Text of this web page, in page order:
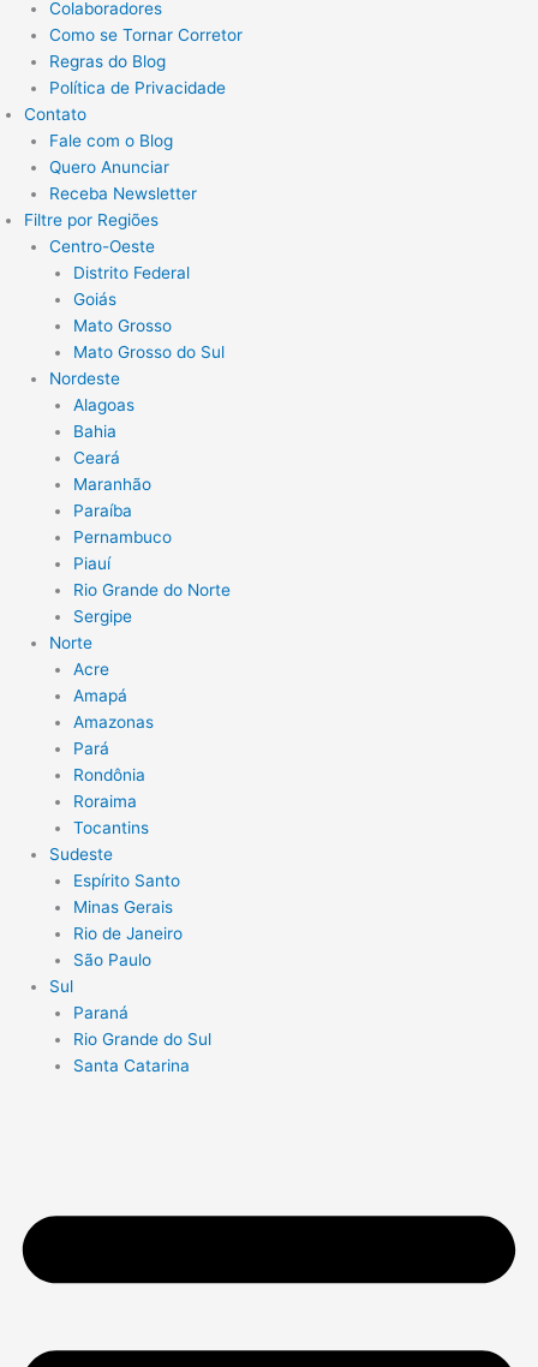
Colaboradores
Como se Tornar Corretor
Regras do Blog
Política de Privacidade
Contato
Fale com o Blog
Quero Anunciar
Receba Newsletter
Filtre por Regiões
Centro-Oeste
Distrito Federal
Goiás
Mato Grosso
Mato Grosso do Sul
Nordeste
Alagoas
Bahia
Ceará
Maranhão
Paraíba
Pernambuco
Piauí
Rio Grande do Norte
Sergipe
Norte
Acre
Amapá
Amazonas
Pará
Rondônia
Roraima
Tocantins
Sudeste
Espírito Santo
Minas Gerais
Rio de Janeiro
São Paulo
Sul
Paraná
Rio Grande do Sul
Santa Catarina